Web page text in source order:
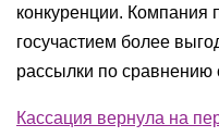
конкуренции. Компания
госучастием более
рассылки по сравнению
Кассация вернула на